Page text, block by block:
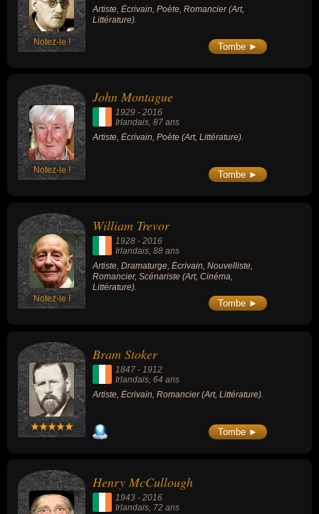
Notez-le !
Artiste, Écrivain, Poète, Romancier (Art,
Littérature).
Tombe ►
Notez-le !
John Montague
1929 - 2016
Irlandais, 87 ans
Artiste, Écrivain, Poète (Art, Littérature).
Tombe ►
Notez-le !
William Trevor
1928 - 2016
Irlandais, 88 ans
Artiste, Dramaturge, Écrivain, Nouvelliste,
Romancier, Scénariste (Art, Cinéma,
Littérature).
Tombe ►
Bram Stoker
1847 - 1912
Irlandais , 64 ans
Artiste, Écrivain, Romancier (Art, Littérature).
Tombe ►
Henry McCullough
1943 - 2016
Irlandais, 72 ans